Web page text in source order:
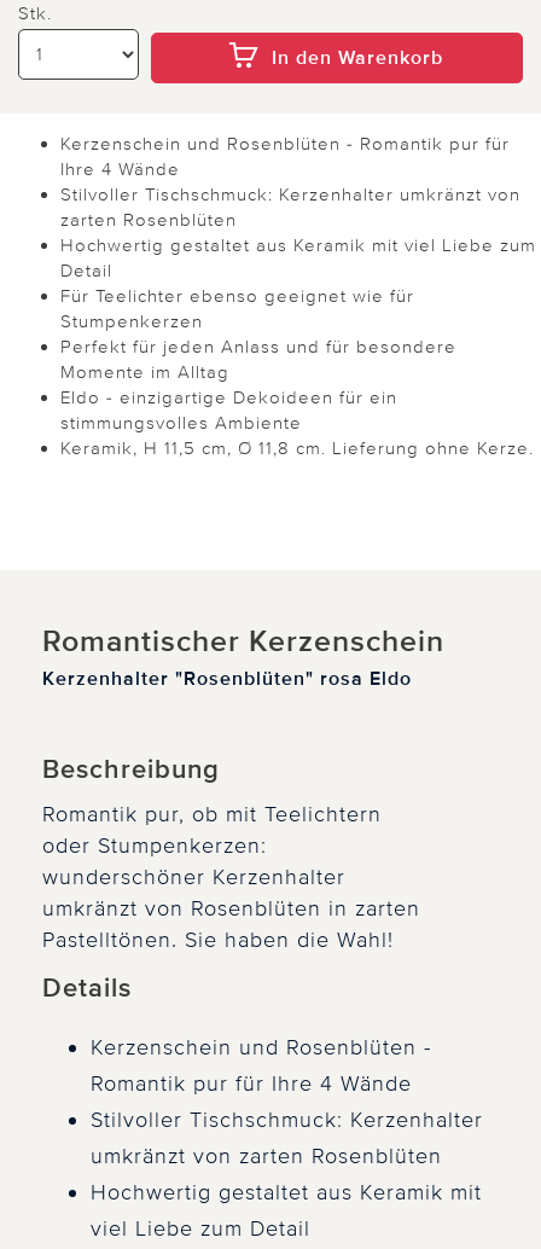
Stk.
In den Warenkorb
Kerzenschein und Rosenblüten - Romantik pur für
Ihre 4 Wände
Stilvoller Tischschmuck: Kerzenhalter umkränzt von
zarten Rosenblüten
Hochwertig gestaltet aus Keramik mit viel Liebe zum
Detail
Für Teelichter ebenso geeignet wie für
Stumpenkerzen
Perfekt für jeden Anlass und für besondere
Momente im Alltag
Eldo - einzigartige Dekoideen für ein
stimmungsvolles Ambiente
Keramik, H 11,5 cm, Ø 11,8 cm. Lieferung ohne Kerze.
Romantischer Kerzenschein
Kerzenhalter "Rosenblüten" rosa Eldo
Beschreibung
Romantik pur, ob mit Teelichtern
oder Stumpenkerzen:
wunderschöner Kerzenhalter
umkränzt von Rosenblüten in zarten
Pastelltönen. Sie haben die Wahl!
Details
Kerzenschein und Rosenblüten -
Romantik pur für Ihre 4 Wände
Stilvoller Tischschmuck: Kerzenhalter
umkränzt von zarten Rosenblüten
Hochwertig gestaltet aus Keramik mit
viel Liebe zum Detail